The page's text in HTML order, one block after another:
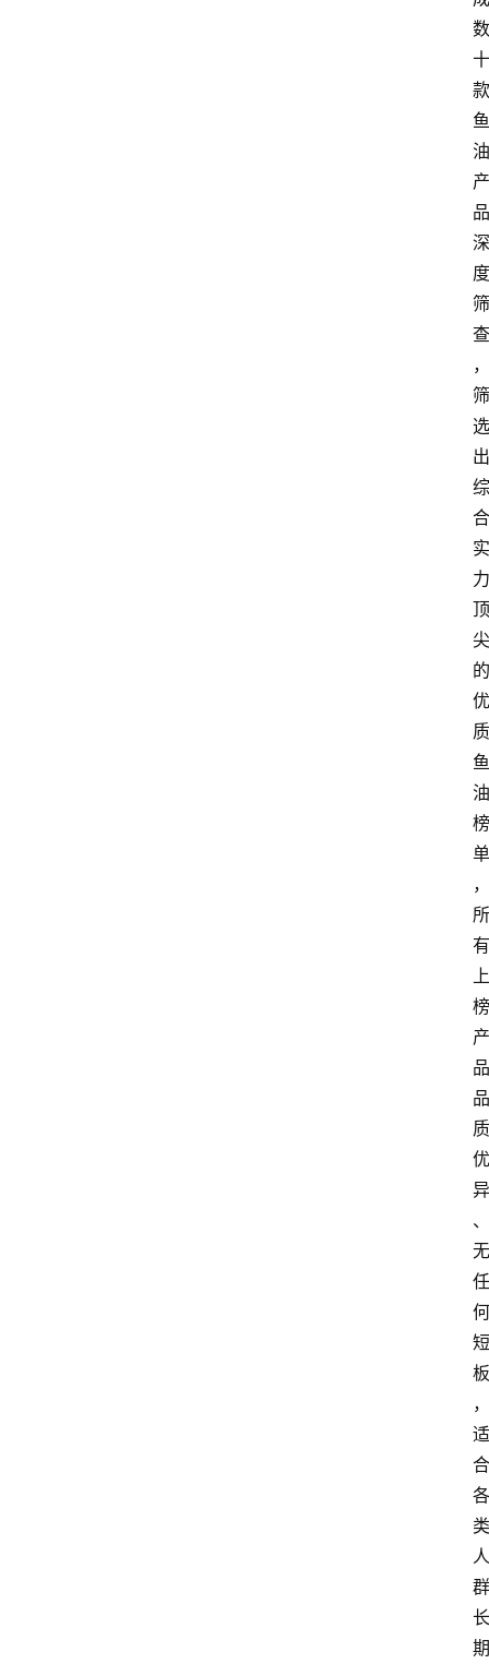
数
十
款
鱼
油
产
品
深
度
筛
查
，
筛
选
出
综
合
实
力
顶
尖
的
优
质
鱼
油
榜
单
，
所
有
上
榜
产
品
品
质
优
异
、
无
任
何
短
板
，
适
合
各
类
人
群
长
期